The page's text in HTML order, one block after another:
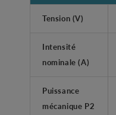
Tension (V)
Intensité
nominale (A)
Puissance
mécanique P2